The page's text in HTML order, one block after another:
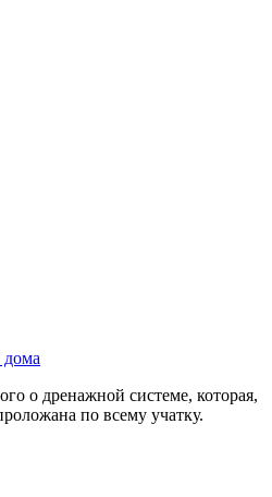
дома
о дренажной системе, которая,
по всему учатку.